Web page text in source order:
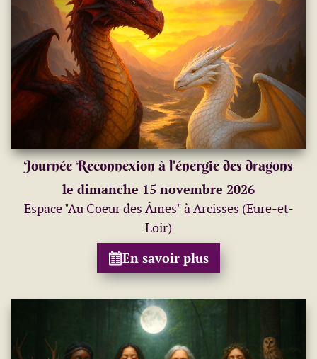
Journée Reconnexion à l'énergie des dragons
le dimanche 15 novembre 2026
Espace "Au Coeur des Âmes" à Arcisses (Eure-et-
Loir)
En savoir plus